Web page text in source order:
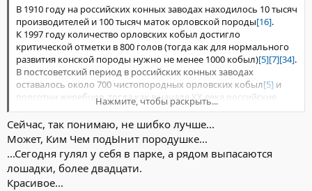
нужна валюта. Поэтому цены для интуристов могут сильно
отличаться от цен для местных.
Я взял с собой около тысячи евро. Но даже 500 евро мне бы
хватило за глаз. Хотя я набрал прилично сувениров, они еле
поместились в чемодан. Что по ценам: пять-шесть книжек, из
них один фотоальбом, мне обошлись около 20 евро.
Но вот по ценам в магазинах, где отовариваются местные,
ничего не могу сказать, иностранцев туда не водят. Гиды
регулярно покупали мне в ларьках местное мороженое,
которое отличается очень высоким качеством. Думаю, оно
имело бы успех даже на нашем рынке. Если говорить про
магазины одежды, для интуристов прилавки забиты. Я купил
на память толстовку с символикой Северной Кореи.
В 1910 году на российских конных заводах находилось 10 тысяч
производителей и 100 тысяч маток орловской породы[16].
К 1997 году количество орловских кобыл достигло
критической отметки в 800 голов (тогда как для нормального
развития конской породы нужно не менее 1000 кобыл)[5][7][34].
В постсоветский период в российских конных заводах
оставалось около 700 чистопородных орловских кобыл[5] и
полсотни жеребцов, тогда как в начале XX века российские
коннозаводчики имели 20 тысяч орловских маток.
Нажмите, чтобы раскрыть...
Сейчас, так понимаю, не шибко лучше...
Может, Ким Чем подЫнит породушке...
...Сегодня гулял у себя в парке, а рядом выпасаются
лошадки, более двадцати.
Красивое...